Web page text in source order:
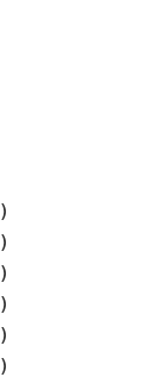
)
)
)
)
)
)